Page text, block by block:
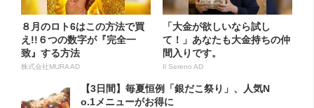
８月のロト6はこの方法で買
え!!６つの数字が『完全一
致』する方法
株式会社MURA AD
「大金が欲しいなら試し
て！」あなたも大金持ちの仲
間入りです。
Il Sereno AD
【3日間】毎夏恒例「銀だこ祭り」、人気N
o.1メニューがお得に